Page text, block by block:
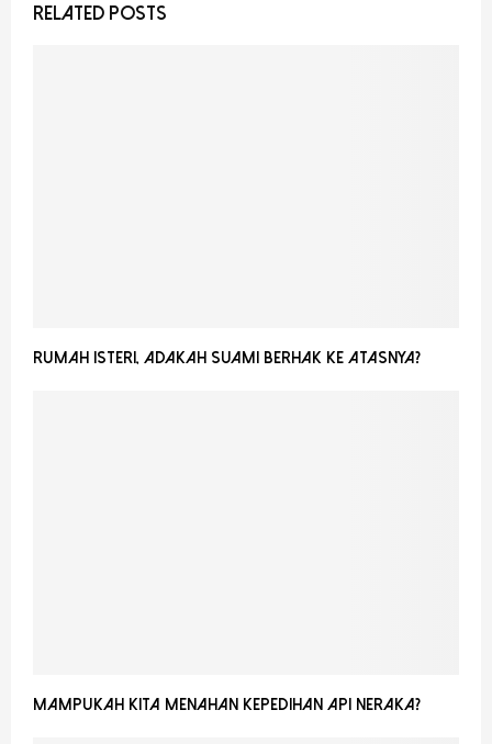
RELATED POSTS
RUMAH ISTERI, ADAKAH SUAMI BERHAK KE ATASNYA?
MAMPUKAH KITA MENAHAN KEPEDIHAN API NERAKA?